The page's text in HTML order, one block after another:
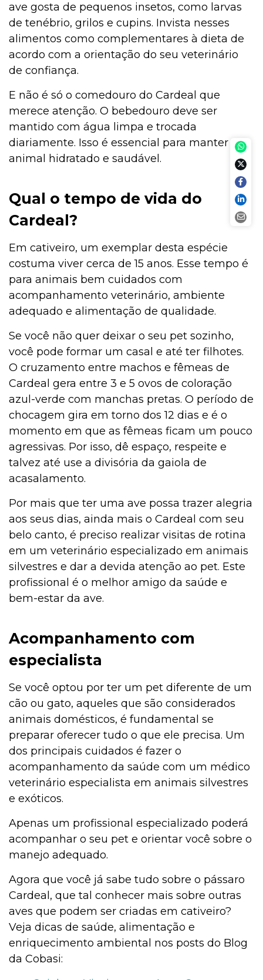
ave gosta de pequenos insetos, como larvas
de tenébrio, grilos e cupins. Invista nesses
alimentos como complementares à dieta de
acordo com a orientação do seu veterinário
de confiança.
E não é só o comedouro do Cardeal que
merece atenção. O bebedouro deve ser
mantido com água limpa e trocada
diariamente. Isso é essencial para manter o
animal hidratado e saudável.
Qual o tempo de vida do
Cardeal?
Em cativeiro, um exemplar desta espécie
costuma viver cerca de 15 anos. Esse tempo é
para animais bem cuidados com
acompanhamento veterinário, ambiente
adequado e alimentação de qualidade.
Se você não quer deixar o seu pet sozinho,
você pode formar um casal e até ter filhotes.
O cruzamento entre machos e fêmeas de
Cardeal gera entre 3 e 5 ovos de coloração
azul-verde com manchas pretas. O período de
chocagem gira em torno dos 12 dias e é o
momento em que as fêmeas ficam um pouco
agressivas. Por isso, dê espaço, respeite e
talvez até use a divisória da gaiola de
acasalamento.
Por mais que ter uma ave possa trazer alegria
aos seus dias, ainda mais o Cardeal com seu
belo canto, é preciso realizar visitas de rotina
em um veterinário especializado em animais
silvestres e dar a devida atenção ao pet. Este
profissional é o melhor amigo da saúde e
bem-estar da ave.
Acompanhamento com
especialista
Se você optou por ter um pet diferente de um
cão ou gato, aqueles que são considerados
animais domésticos, é fundamental se
preparar oferecer tudo o que ele precisa. Um
dos principais cuidados é fazer o
acompanhamento da saúde com um médico
veterinário especialista em animais silvestres
e exóticos.
Apenas um profissional especializado poderá
acompanhar o seu pet e orientar você sobre o
manejo adequado.
Agora que você já sabe tudo sobre o pássaro
Cardeal, que tal conhecer mais sobre outras
aves que podem ser criadas em cativeiro?
Veja dicas de saúde, alimentação e
enriquecimento ambiental nos posts do Blog
da Cobasi: